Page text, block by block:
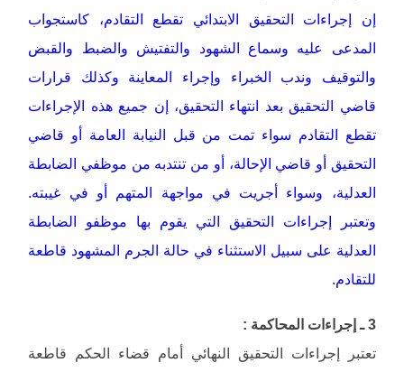
إن إجراءات التحقيق الابتدائي تقطع التقادم، كاستجواب
المدعى عليه وسماع الشهود والتفتيش والضبط والقبض
والتوقيف وندب الخبراء وإجراء المعاينة وكذلك قرارات
قاضي التحقيق بعد انتهاء التحقيق، إن جميع هذه الإجراءات
تقطع التقادم سواء تمت من قبل النيابة العامة أو قاضي
التحقيق أو قاضي الإحالة، أو من تنتدبه من موظفي الضابطة
العدلية، وسواء أجريت في مواجهة المتهم أو في غيبته.
وتعتبر إجراءات التحقيق التي يقوم بها موظفو الضابطة
العدلية على سبيل الاستثناء في حالة الجرم المشهود قاطعة
للتقادم.
3 ـ إجراءات المحاكمة :
تعتبر إجراءات التحقيق النهائي أمام قضاء الحكم قاطعة